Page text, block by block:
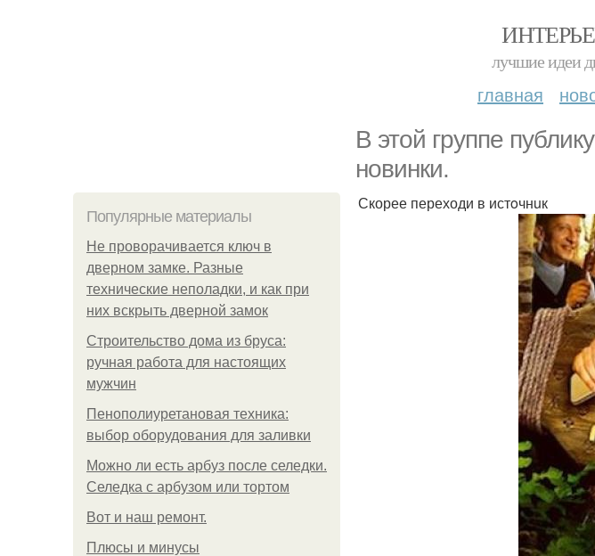
лучшие идеи
главная
В этой группе
новинки.
Популярные материалы
Не проворачивается ключ в
дверном замке. Разные
технические неполадки, и как при
них вскрыть дверной замок
Строительство дома из бруса:
ручная работа для настоящих
мужчин
Пенополиуретановая техника:
выбор оборудования для заливки
Можно ли есть арбуз после селедки.
Селедка с арбузом или тортом
Boт и наш ремoнт.
Плюсы и минусы
Скорее переходи в истoчнuк